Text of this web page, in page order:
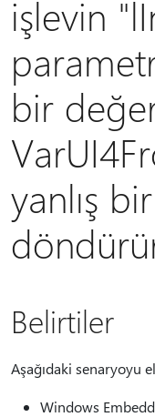
işlevin
bir
yanlış
Belirtiler
Aşağıdaki senaryoyu
Windows